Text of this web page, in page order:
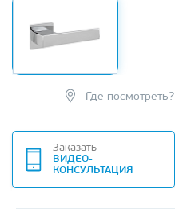
Где посмотреть?
Заказать
ВИДЕО-
КОНСУЛЬТАЦИЯ